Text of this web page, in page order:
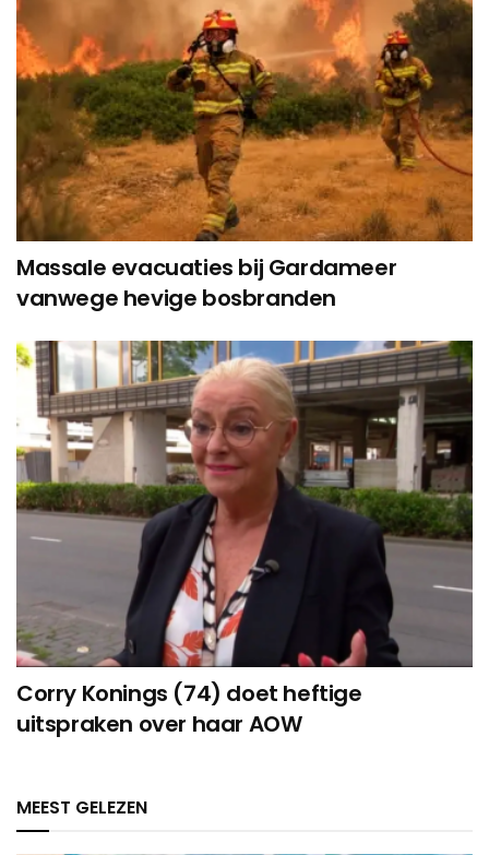
Massale evacuaties bij Gardameer
vanwege hevige bosbranden
Corry Konings (74) doet heftige
uitspraken over haar AOW
MEEST GELEZEN